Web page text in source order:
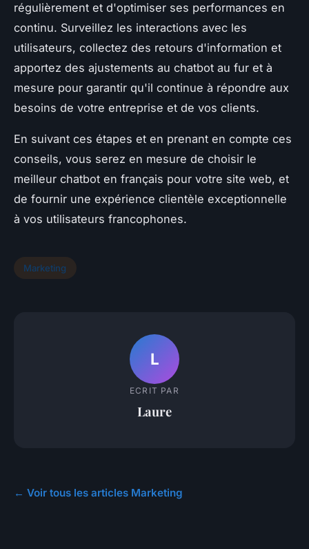
régulièrement et d'optimiser ses performances en
continu. Surveillez les interactions avec les
utilisateurs, collectez des retours d'information et
apportez des ajustements au chatbot au fur et à
mesure pour garantir qu'il continue à répondre aux
besoins de votre entreprise et de vos clients.
En suivant ces étapes et en prenant en compte ces
conseils, vous serez en mesure de choisir le
meilleur chatbot en français pour votre site web, et
de fournir une expérience clientèle exceptionnelle
à vos utilisateurs francophones.
Marketing
L
ECRIT PAR
Laure
← Voir tous les articles Marketing